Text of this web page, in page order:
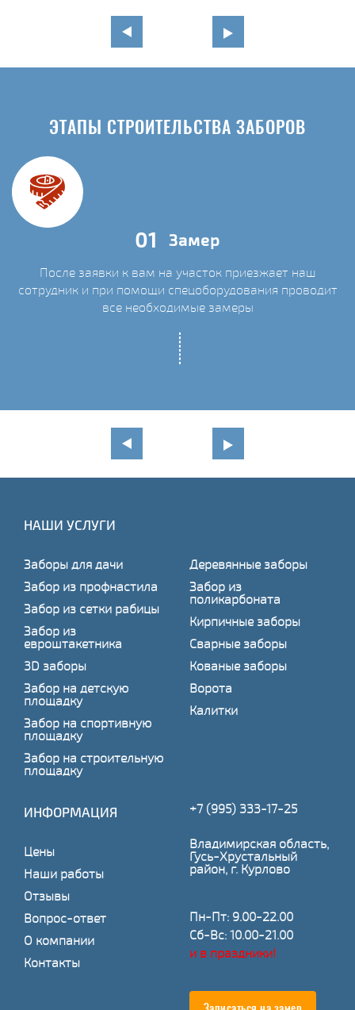
ЭТАПЫ СТРОИТЕЛЬСТВА ЗАБОРОВ
01 Замер
После заявки к вам на участок приезжает наш
сотрудник и при помощи спецоборудования проводит
все необходимые замеры
НАШИ УСЛУГИ
Заборы для дачи
Забор из профнастила
Забор из сетки рабицы
Забор из
евроштакетника
3D заборы
Забор на детскую
площадку
Забор на спортивную
площадку
Забор на строительную
площадку
Деревянные заборы
Забор из
поликарбоната
Кирпичные заборы
Сварные заборы
Кованые заборы
Ворота
Калитки
ИНФОРМАЦИЯ
Цены
Наши работы
Отзывы
Вопрос-ответ
О компании
Контакты
+7 (995) 333-17-25
Владимирская область,
Гусь-Хрустальный
район, г. Курлово
Пн-Пт: 9.00-22.00
Сб-Вс: 10.00-21.00
и в праздники!